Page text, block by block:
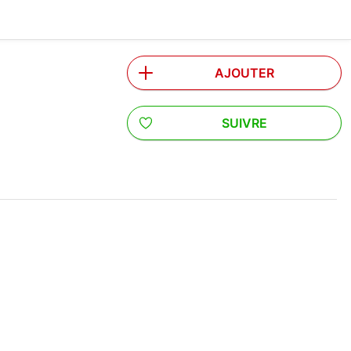
AJOUTER
SUIVRE